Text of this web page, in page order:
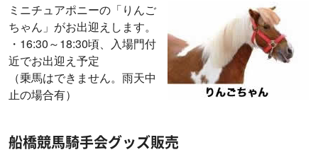
ミニチュアポニーの「りんご
ちゃん」がお出迎えします。
・16:30～18:30頃、入場門付
近でお出迎え予定
（乗馬はできません。雨天中
止の場合有）
船橋競馬騎手会グッズ販売